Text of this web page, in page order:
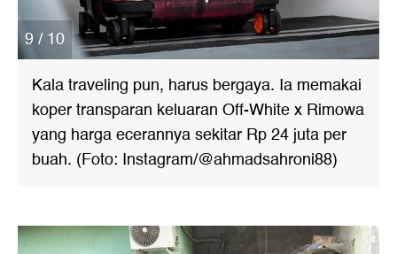
9 / 10
Kala traveling pun, harus bergaya. Ia memakai
koper transparan keluaran Off-White x Rimowa
yang harga ecerannya sekitar Rp 24 juta per
buah. (Foto: Instagram/@ahmadsahroni88)